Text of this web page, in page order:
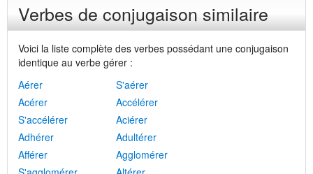
Verbes de conjugaison similaire
Voici la liste complète des verbes possédant une conjugaison
identique au verbe gérer :
Aérer
S'aérer
Acérer
Accélérer
S'accélérer
Aciérer
Adhérer
Adultérer
Afférer
Agglomérer